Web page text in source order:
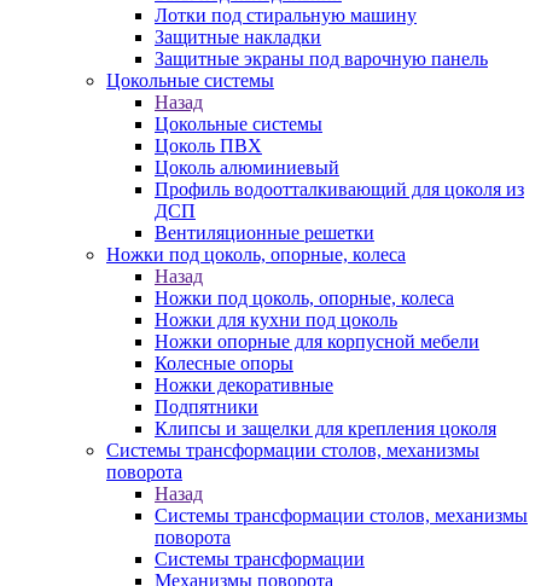
Лотки под стиральную машину
Защитные накладки
Защитные экраны под варочную панель
Цокольные системы
Назад
Цокольные системы
Цоколь ПВХ
Цоколь алюминиевый
Профиль водоотталкивающий для цоколя из
ДСП
Вентиляционные решетки
Ножки под цоколь, опорные, колеса
Назад
Ножки под цоколь, опорные, колеса
Ножки для кухни под цоколь
Ножки опорные для корпусной мебели
Колесные опоры
Ножки декоративные
Подпятники
Клипсы и защелки для крепления цоколя
Системы трансформации столов, механизмы
поворота
Назад
Системы трансформации столов, механизмы
поворота
Системы трансформации
Механизмы поворота